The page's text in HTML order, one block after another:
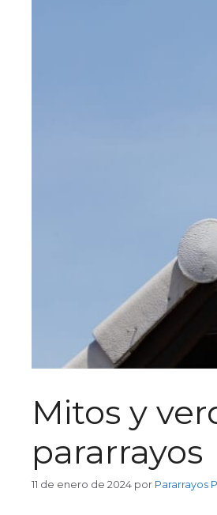
Mitos y
pararrayos
11 de enero de 2024 por Pararrayos